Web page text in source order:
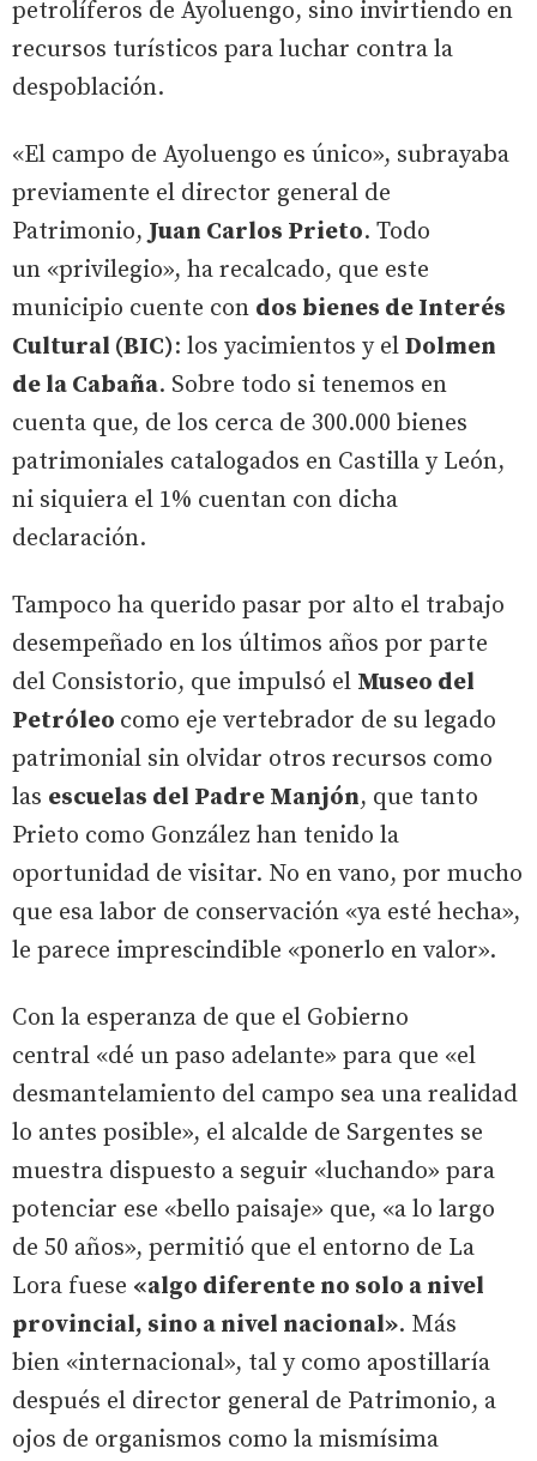
petrolíferos de Ayoluengo, sino invirtiendo en
recursos turísticos para luchar contra la
despoblación.
«El campo de Ayoluengo es único», subrayaba
previamente el director general de
Patrimonio, Juan Carlos Prieto. Todo
un «privilegio», ha recalcado, que este
municipio cuente con dos bienes de Interés
Cultural (BIC): los yacimientos y el Dolmen
de la Cabaña. Sobre todo si tenemos en
cuenta que, de los cerca de 300.000 bienes
patrimoniales catalogados en Castilla y León,
ni siquiera el 1% cuentan con dicha
declaración.
Tampoco ha querido pasar por alto el trabajo
desempeñado en los últimos años por parte
del Consistorio, que impulsó el Museo del
Petróleo como eje vertebrador de su legado
patrimonial sin olvidar otros recursos como
las escuelas del Padre Manjón, que tanto
Prieto como González han tenido la
oportunidad de visitar. No en vano, por mucho
que esa labor de conservación «ya esté hecha»,
le parece imprescindible «ponerlo en valor».
Con la esperanza de que el Gobierno
central «dé un paso adelante» para que «el
desmantelamiento del campo sea una realidad
lo antes posible», el alcalde de Sargentes se
muestra dispuesto a seguir «luchando» para
potenciar ese «bello paisaje» que, «a lo largo
de 50 años», permitió que el entorno de La
Lora fuese «algo diferente no solo a nivel
provincial, sino a nivel nacional». Más
bien «internacional», tal y como apostillaría
después el director general de Patrimonio, a
ojos de organismos como la mismísima